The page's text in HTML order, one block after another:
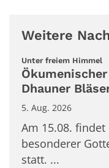
Weitere
Unter freiem Himmel
Dhauner
5. Aug. 2026
Am 15.08.
besonderer
statt. ...